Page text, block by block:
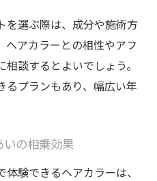
リートメントの相乗効
を目指す時間
も心もリフレッシュ
ながら癒やされる理由
髪を叶える秘密
を選ぶ際は、成分や施術方
アカラーとの相性やアフ
談するとよいでしょう。
るプランもあり、幅広い年
いの相乗効果
験できるヘアカラーは、